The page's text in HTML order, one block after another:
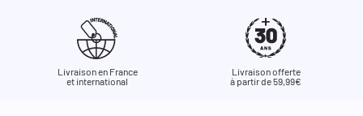
Livraison en France
et international
Livraison offerte
à partir de 59,99€